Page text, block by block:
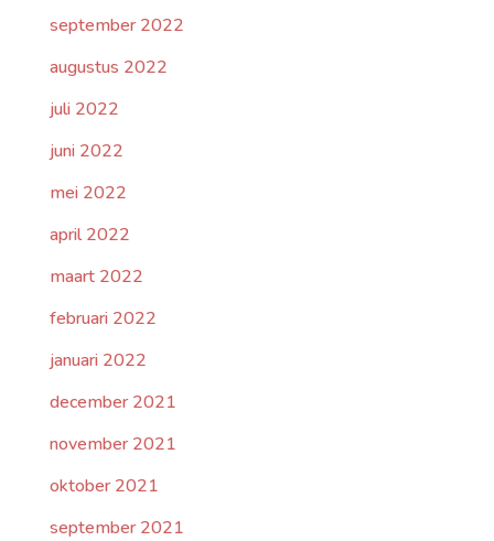
september 2022
augustus 2022
juli 2022
juni 2022
mei 2022
april 2022
maart 2022
februari 2022
januari 2022
december 2021
november 2021
oktober 2021
september 2021